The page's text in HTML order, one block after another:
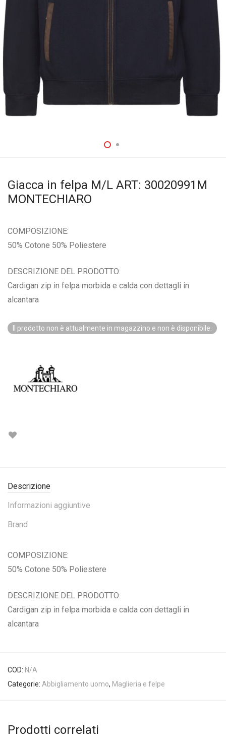
Giacca in felpa M/L ART: 30020991M
MONTECHIARO
COMPOSIZIONE:
50% Cotone 50% Poliestere
DESCRIZIONE DEL PRODOTTO:
Cardigan zip in felpa morbida e calda con dettagli in
alcantara
Il prodotto non è attualmente in magazzino e non è disponibile.
Descrizione
Informazioni aggiuntive
Brand
COMPOSIZIONE:
50% Cotone 50% Poliestere
DESCRIZIONE DEL PRODOTTO:
Cardigan zip in felpa morbida e calda con dettagli in
alcantara
COD: N/A
Categorie: Abbigliamento uomo, Maglieria e felpe
Prodotti correlati